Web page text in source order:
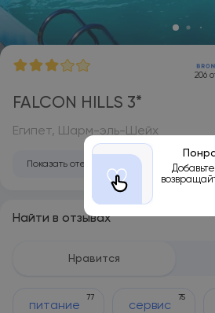
206
FALCON HILLS 3*
Египет, Шарм-эль-Шейх
Показать отель на карте
Найти в отзывах
Нравится
питание
77
сервис
75